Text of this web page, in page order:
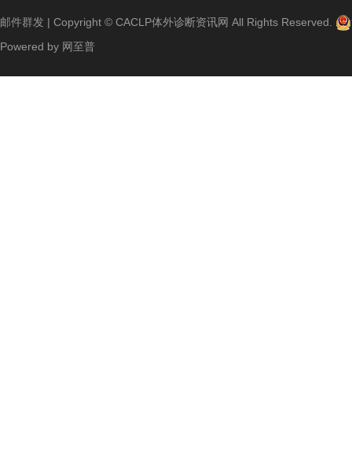
邮件群发 | Copyright © CACLP体外诊断资讯网 All Rights Reserved.
Powered by 网至普